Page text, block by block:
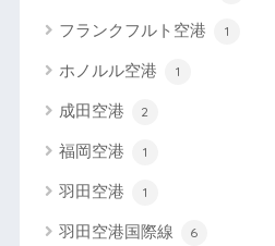
フランクフルト空港 1
ホノルル空港 1
成田空港 2
福岡空港 1
羽田空港 1
羽田空港国際線 6